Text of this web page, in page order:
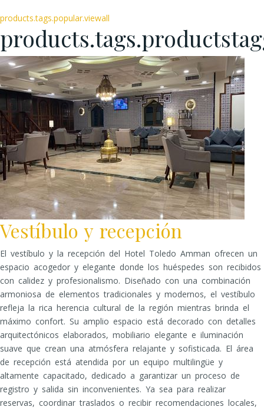
products.tags.popular.viewall
Vestíbulo y recepción
El vestíbulo y la recepción del Hotel Toledo Amman ofrecen un
espacio acogedor y elegante donde los huéspedes son recibidos
con calidez y profesionalismo. Diseñado con una combinación
armoniosa de elementos tradicionales y modernos, el vestíbulo
refleja la rica herencia cultural de la región mientras brinda el
máximo confort. Su amplio espacio está decorado con detalles
arquitectónicos elaborados, mobiliario elegante e iluminación
suave que crean una atmósfera relajante y sofisticada. El área
de recepción está atendida por un equipo multilingüe y
altamente capacitado, dedicado a garantizar un proceso de
registro y salida sin inconvenientes. Ya sea para realizar
reservas, coordinar traslados o recibir recomendaciones locales,